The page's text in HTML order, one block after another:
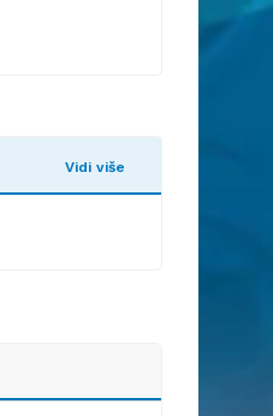
Vidi više